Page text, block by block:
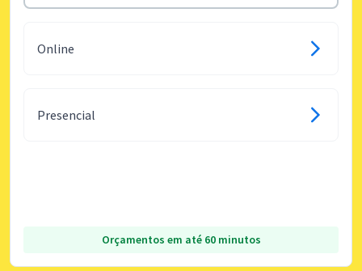
Online
Presencial
Orçamentos em até 60 minutos